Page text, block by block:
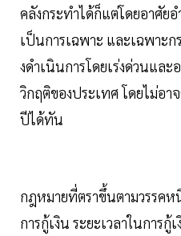
คลังกระทําได้ก็แต่โดยอาศัย
เป็นการเฉพาะ และเฉพาะ
งดําเนินการโดยเร่งด่วนแล
วิกฤติของประเทศ โดยไม่อา
ปีได้ทัน
กฎหมายที่ตราขึ้นตามวรรคห
การกู้เงิน ระยะเวลาในการ